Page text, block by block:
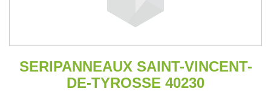
SERIPANNEAUX SAINT-VINCENT-
DE-TYROSSE 40230